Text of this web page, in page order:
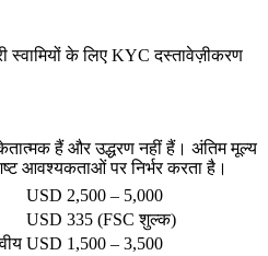
स्वामियों के लिए KYC दस्तावेज़ीकरण
हैं और उद्धरण नहीं हैं। अंतिम मूल्य
आवश्यकताओं पर निर्भर करता है।
USD 2,500 – 5,000
USD 335 (FSC शुल्क)
USD 1,500 – 3,500